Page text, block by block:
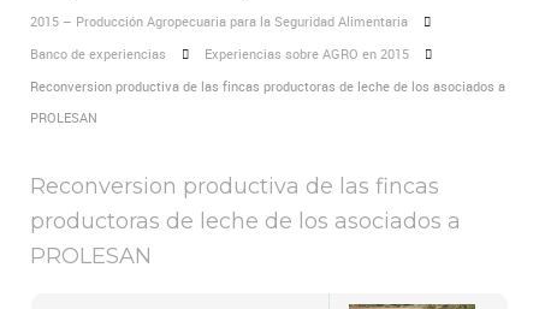
2015 – Producción Agropecuaria para la Seguridad Alimentaria
Banco de experiencias
Experiencias sobre AGRO en 2015
Reconversion productiva de las fincas productoras de leche de los asociados a
PROLESAN
Reconversion productiva de las fincas
productoras de leche de los asociados a
PROLESAN